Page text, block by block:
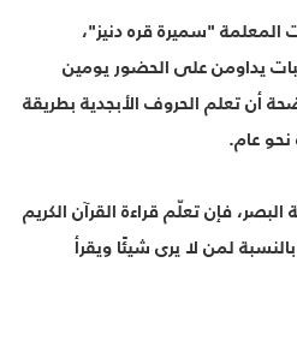
"سميرة قره دنيز"،
يداومن على الحضور يومين
أن تعلم الحروف الأبجدية بطريقة
عام.
فإن تعلّم قراءة القرآن الكريم
لمن لا يرى شيئًا ويقرأ